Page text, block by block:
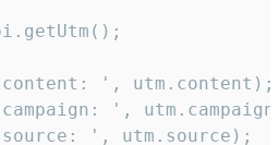
content: ', utm.content);
',
', utm.source);